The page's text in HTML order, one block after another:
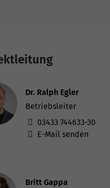
Dr. Ralph Egler
Betriebsleiter
03433 744633-30
E-Mail senden
Britt Gappa